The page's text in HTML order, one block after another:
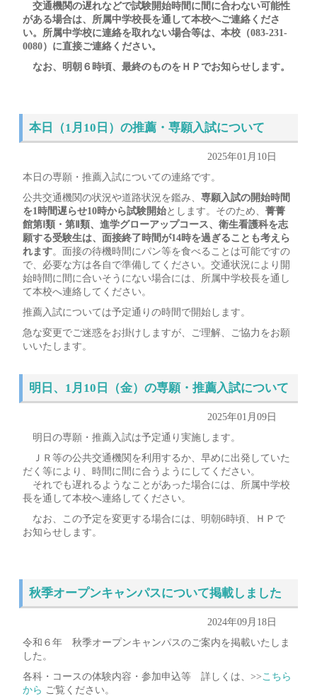
交通機関の遅れなどで試験開始時間に間に合わない可能性
がある場合は、所属中学校長を通して本校へご連絡くださ
い。所属中学校に連絡を取れない場合等は、本校（083-231-
0080）に直接ご連絡ください。
なお、明朝６時頃、最終のものをＨＰでお知らせします。
本日（1月10日）の推薦・専願入試について
2025年01月10日
本日の専願・推薦入試についての連絡です。
公共交通機関の状況や道路状況を鑑み、専願入試の開始時間
を1時間遅らせ10時から試験開始とします。そのため、菁菁
館第Ⅰ類・第Ⅱ類、進学グローアップコース、衛生看護科を志
願する受験生は、面接終了時間が14時を過ぎることも考えら
れます。面接の待機時間にパン等を食べることは可能ですの
で、 必要な方は各自で準備してください。交通状況により開
始時間に間に合いそうにない場合には、 所属中学校長を通し
て本校へ連絡してください。
推薦入試については予定通りの時間で開始します。
急な変更でご迷惑をお掛けしますが、ご理解、 ご協力をお願
いいたします。
明日、1月10日（金）の専願・推薦入試について
2025年01月09日
明日の専願・推薦入試は予定通り実施します。
ＪＲ等の公共交通機関を利用するか、早めに出発していた
だく等により、時間に間に合うようにしてください。
それでも遅れるようなことがあった場合には、所属中学校
長を通して本校へ連絡してください。
なお、この予定を変更する場合には、明朝6時頃、ＨＰで
お知らせします。
秋季オープンキャンパスについて掲載しました
2024年09月18日
令和６年 秋季オープンキャンパスのご案内を掲載いたしま
した。
各科・コースの体験内容・参加申込等 詳しくは、>>こちら
から ご覧ください。